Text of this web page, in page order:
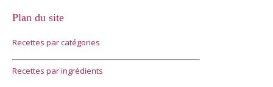
Plan du site
Recettes par catégories
Recettes par ingrédients